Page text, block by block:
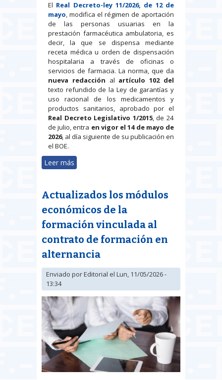
El Real Decreto-ley 11/2026, de 12 de
mayo, modifica el régimen de aportación
de las personas usuarias en la
prestación farmacéutica ambulatoria, es
decir, la que se dispensa mediante
receta médica u orden de dispensación
hospitalaria a través de oficinas o
servicios de farmacia. La norma, que da
nueva redacción al artículo 102 del
texto refundido de la Ley de garantías y
uso racional de los medicamentos y
productos sanitarios, aprobado por el
Real Decreto Legislativo 1/2015, de 24
de julio, entra en vigor el 14 de mayo de
2026, al día siguiente de su publicación en
el BOE.
Leer más
Actualizados los módulos
económicos de la
formación vinculada al
contrato de formación en
alternancia
Enviado porEditorial el Lun, 11/05/2026 -
13:34